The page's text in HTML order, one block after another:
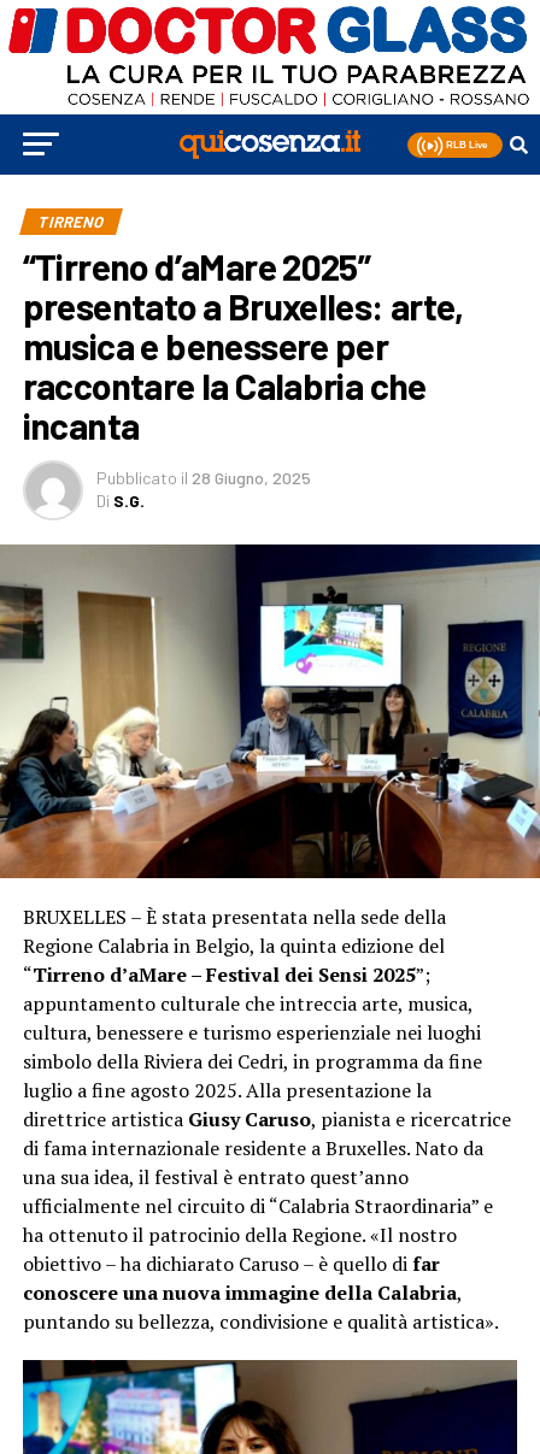
TIRRENO
“Tirreno d’aMare 2025”
presentato a Bruxelles: arte,
musica e benessere per
raccontare la Calabria che
incanta
Pubblicato il 28 Giugno, 2025
Di S.G.
BRUXELLES – È stata presentata nella sede della
Regione Calabria in Belgio, la quinta edizione del
“Tirreno d’aMare – Festival dei Sensi 2025”;
appuntamento culturale che intreccia arte, musica,
cultura, benessere e turismo esperienziale nei luoghi
simbolo della Riviera dei Cedri, in programma da fine
luglio a fine agosto 2025. Alla presentazione la
direttrice artistica Giusy Caruso, pianista e ricercatrice
di fama internazionale residente a Bruxelles. Nato da
una sua idea, il festival è entrato quest’anno
ufficialmente nel circuito di “Calabria Straordinaria” e
ha ottenuto il patrocinio della Regione. «Il nostro
obiettivo – ha dichiarato Caruso – è quello difar
conoscere una nuova immagine della Calabria,
puntando su bellezza, condivisione e qualità artistica».